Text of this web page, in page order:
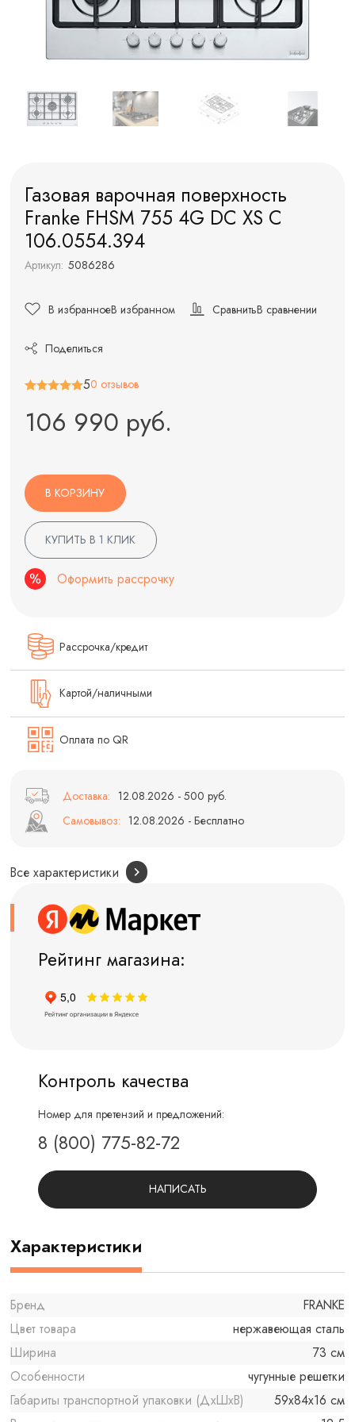
Газовая варочная поверхность
Franke FHSM 755 4G DC XS C
106.0554.394
Артикул: 5086286
В избранноеВ избранном СравнитьВ сравнении
Поделиться
50 отзывов
106 990 руб.
В КОРЗИНУ
КУПИТЬ В 1 КЛИК
Оформить рассрочку
Рассрочка/кредит
Картой/наличными
Оплата по QR
Доставка: 12.08.2026 - 500 руб.
Самовывоз: 12.08.2026 - Бесплатно
Все характеристики
Рейтинг магазина:
Контроль качества
Номер для претензий и предложений:
8 (800) 775-82-72
НАПИСАТЬ
Характеристики
Бренд
FRANKE
Цвет товара
нержавеющая сталь
Ширина
73 см
Особенности
чугунные решетки
Габариты транспортной упаковки (ДхШхВ)
59x84x16 см